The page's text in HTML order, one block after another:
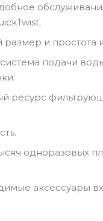
и простота
система подачи
ресурс
одноразовых
аксессуары